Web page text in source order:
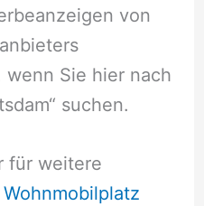
von
Sie hier nach
suchen.
für weitere
Wohnmobilplatz